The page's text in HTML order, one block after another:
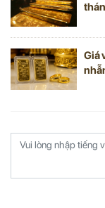
Giá